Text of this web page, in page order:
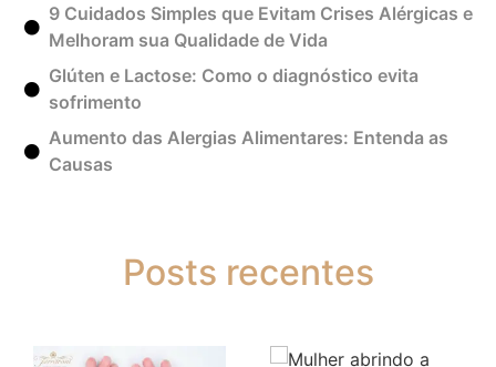
9 Cuidados Simples que Evitam Crises Alérgicas e
Melhoram sua Qualidade de Vida
Glúten e Lactose: Como o diagnóstico evita
sofrimento
Aumento das Alergias Alimentares: Entenda as
Causas
Posts recentes